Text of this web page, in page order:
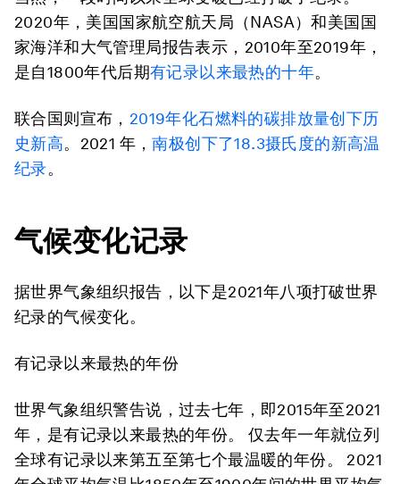
2020年，美国国家航空航天局（NASA）和美国国
家海洋和大气管理局报告表示，2010年至2019年，
是自1800年代后期有记录以来最热的十年。
联合国则宣布， 2019年化石燃料的碳排放量创下历
史新高。2021 年，南极创下了18.3摄氏度的新高温
纪录。
气候变化记录
据世界气象组织报告，以下是2021年八项打破世界
纪录的气候变化。
有记录以来最热的年份
世界气象组织警告说，过去七年，即2015年至2021
年，是有记录以来最热的年份。 仅去年一年就位列
全球有记录以来第五至第七个最温暖的年份。 2021